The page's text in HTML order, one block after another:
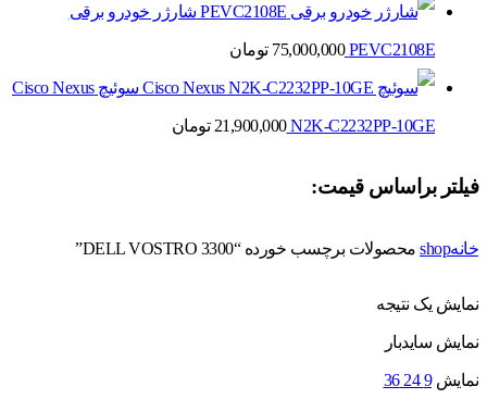
شارژر خودرو برقی
PEVC2108E
75,000,000 تومان
سوئیچ Cisco Nexus
N2K-C2232PP-10GE
21,900,000 تومان
فیلتر براساس قیمت:
خانهshop محصولات برچسب خورده “DELL VOSTRO 3300”
نمایش یک نتیجه
نمایش سایدبار
نمایش 9
24
36